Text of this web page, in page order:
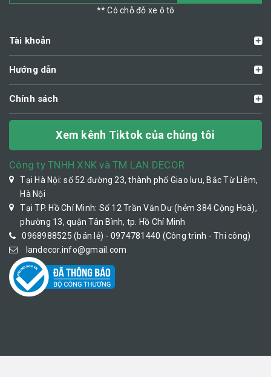
** Có chỗ đỗ xe ô tô
Tài khoản
Hướng dẫn
Chính sách
Xem kênh Tiktok của chúng tôi
Công ty TNHH XNK và TM LAN DECOR
Tại Hà Nội: số 52 đường 23, thành phố Giao lưu, Bắc Từ Liêm,
Hà Nội
Tại TP. Hồ Chí Minh: Số 12 Trần Văn Dư (hẻm 384 Cộng Hoà),
phường 13, quận Tân Bình, tp. Hồ Chí Minh
0968988525 (bán lẻ) - 0974781440 (Công trình - Thi công)
landecor.info@gmail.com